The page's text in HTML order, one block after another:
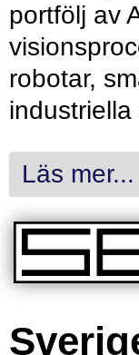
portfölj av
robotar,
industriella
Läs mer...